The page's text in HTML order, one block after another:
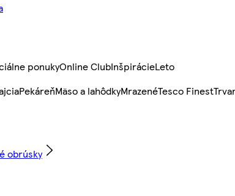
ponukyOnline ClubInšpirácieLeto
PekáreňMäso a lahôdkyMrazenéTesco Finest
obrúsky